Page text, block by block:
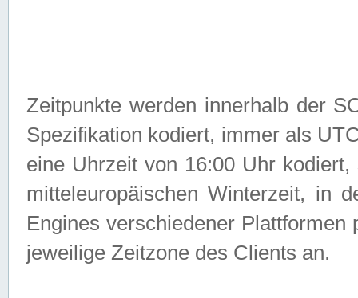
Zeitpunkte werden innerhalb der
Spezifikation kodiert, immer als
eine Uhrzeit von 16:00 Uhr
mitteleuropäischen Winterzeit, in
Engines verschiedener
jeweilige Zeitzone des Clients an.